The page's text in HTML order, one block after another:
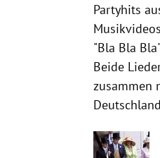
Partyhits
"Bla Bla
Beide
zusammen